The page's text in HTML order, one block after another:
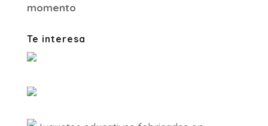
momento
Te interesa